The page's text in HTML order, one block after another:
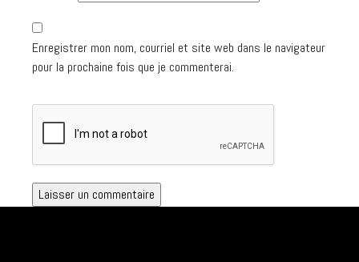
Enregistrer mon nom, courriel et site web dans le navigateur
pour la prochaine fois que je commenterai.